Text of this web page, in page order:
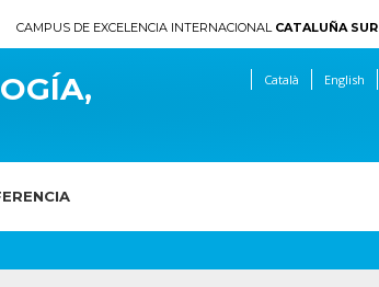
CAMPUS DE EXCELENCIA INTERNACIONAL CATALUÑA SUR
Català English